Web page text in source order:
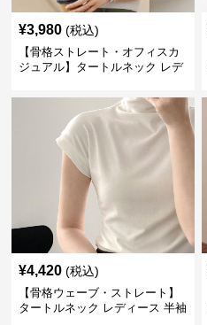
¥3,980 (税込)
【骨格ストレート・オフィスカ
ジュアル】タートルネック レデ
シャツ M~2XL
¥4,420 (税込)
【骨格ウェーブ・ストレート】
タートルネック レディース 半袖